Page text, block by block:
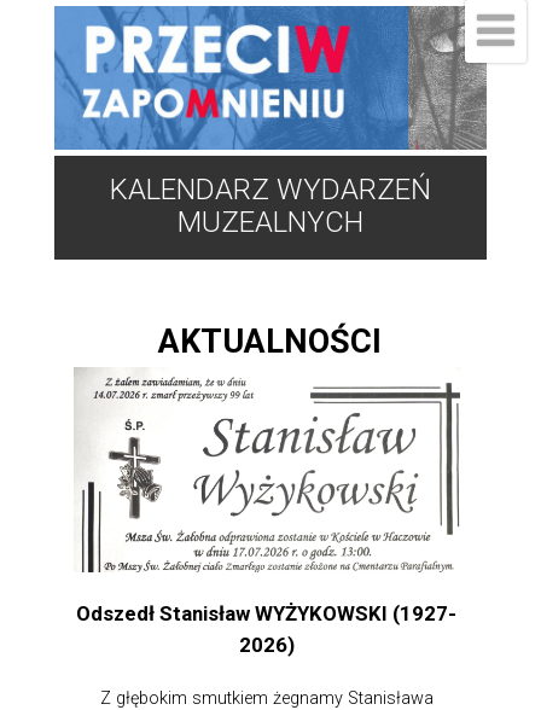
KALENDARZ WYDARZEŃ
MUZEALNYCH
AKTUALNOŚCI
Odszedł Stanisław WYŻYKOWSKI (1927-
2026)
Z głębokim smutkiem żegnamy Stanisława